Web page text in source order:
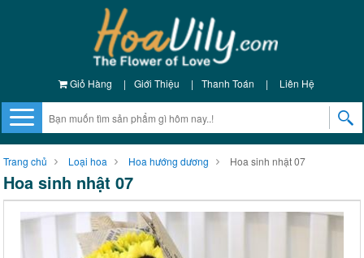
Giỏ Hàng | Giới Thiệu | Thanh Toán | Liên Hệ
Trang chủ Loại hoa Hoa hướng dương Hoa sinh nhật 07
Hoa sinh nhật 07